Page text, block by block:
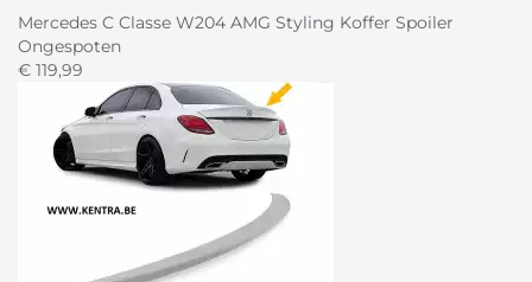
Mercedes C Classe W204 AMG Styling Koffer Spoiler
Ongespoten
€ 119,99